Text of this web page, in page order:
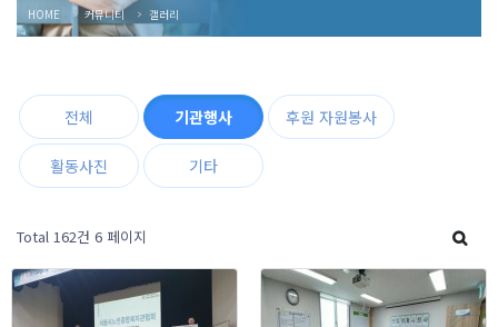
HOME 커뮤니티 갤러리
전체 기관행사 후원 자원봉사
활동사진 기타
Total 162건 6 페이지